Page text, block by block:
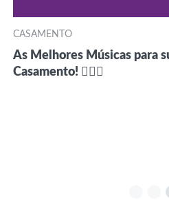
CASAMENTO
As Melhores Músicas para
Casamento! 👰🏻‍♀️